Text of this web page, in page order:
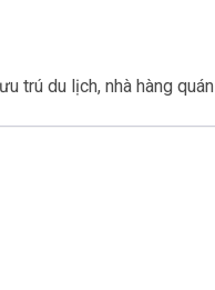
trú du lịch, nhà hàng